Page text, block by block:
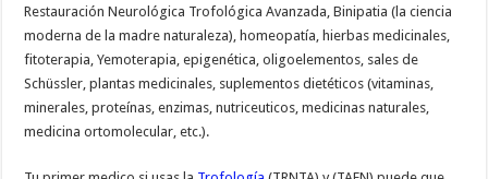
Restauración Neurológica Trofológica Avanzada, Binipatia (la ciencia
moderna de la madre naturaleza), homeopatía, hierbas medicinales,
fitoterapia, Yemoterapia, epigenética, oligoelementos, sales de
Schüssler, plantas medicinales, suplementos dietéticos (vitaminas,
minerales, proteínas, enzimas, nutriceuticos, medicinas naturales,
medicina ortomolecular, etc.).